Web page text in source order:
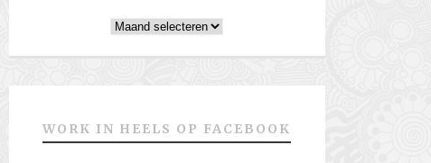
Archieven
WORK IN HEELS OP FACEBOOK